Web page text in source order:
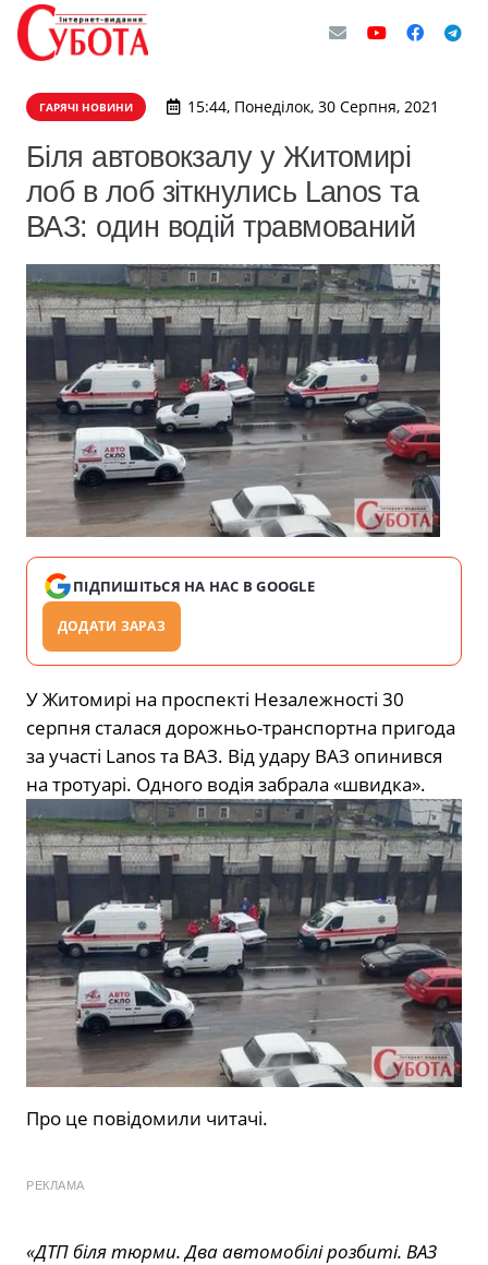
ГАРЯЧІ НОВИНИ 15:44, Понеділок, 30 Серпня, 2021
Біля автовокзалу у Житомирі
лоб в лоб зіткнулись Lanos та
ВАЗ: один водій травмований
ПІДПИШІТЬСЯ НА НАС В GOOGLE
ДОДАТИ ЗАРАЗ
У Житомирі на проспекті Незалежності 30
серпня сталася дорожньо-транспортна пригода
за участі Lanos та ВАЗ. Від удару ВАЗ опинився
на тротуарі. Одного водія забрала «швидка».
Про це повідомили читачі.
РЕКЛАМА
«ДТП біля тюрми. Два автомобілі розбиті. ВАЗ